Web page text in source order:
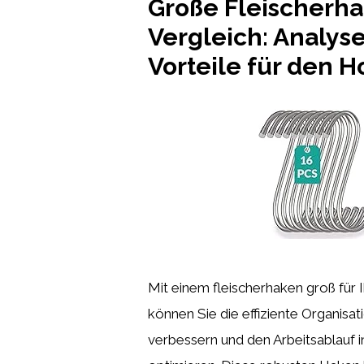
Große
Vergleich:
Vorteile für den
Mit einem fleischerhaken groß für
können Sie die effiziente
verbessern und den Arbeitsablauf